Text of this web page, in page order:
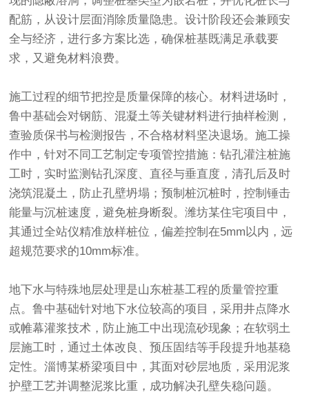
配筋，从设计层面消除质量隐患。设计阶段还会兼顾安
全与经济，进行多方案比选，确保桩基既满足承载要
求，又避免材料浪费。
施工过程的细节把控是质量保障的核心。材料进场时，
鲁中基础会对钢筋、混凝土等关键材料进行抽样检测，
查验质保书与检测报告，不合格材料坚决退场。施工操
作中，针对不同工艺制定专项管控措施：钻孔灌注桩施
工时，实时监测钻孔深度、直径与垂直度，清孔后及时
浇筑混凝土，防止孔壁坍塌；预制桩沉桩时，控制锤击
能量与沉桩速度，避免桩身断裂。潍坊某住宅项目中，
其通过全站仪精准放样桩位，偏差控制在5mm以内，远
超规范要求的10mm标准。
地下水与特殊地层处理是山东桩基工程的质量管控重
点。鲁中基础针对地下水位较高的项目，采用井点降水
或帷幕灌浆技术，防止施工中出现流砂现象；在软弱土
层施工时，通过土体改良、预压固结等手段提升地基稳
定性。淄博某桥梁项目中，其面对砂层地质，采用泥浆
护壁工艺并调整泥浆比重，成功解决孔壁失稳问题。